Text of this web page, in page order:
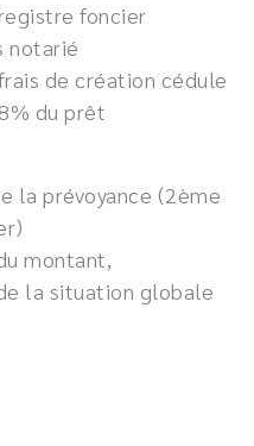
foncier
notarié
de création cédule
du prêt
la prévoyance (2ème
montant,
la situation globale